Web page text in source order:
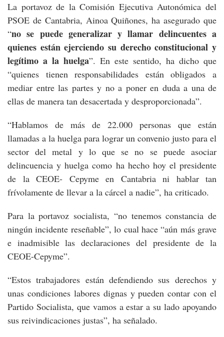
La portavoz de la Comisión Ejecutiva Autonómica del
PSOE de Cantabria, Ainoa Quiñones, ha asegurado que
“no se puede generalizar y llamar delincuentes a
quienes están ejerciendo su derecho constitucional y
legítimo a la huelga”. En este sentido, ha dicho que
“quienes tienen responsabilidades están obligados a
mediar entre las partes y no a poner en duda a una de
ellas de manera tan desacertada y desproporcionada”.
“Hablamos de más de 22.000 personas que están
llamadas a la huelga para lograr un convenio justo para el
sector del metal y lo que se no se puede asociar
delincuencia y huelga como ha hecho hoy el presidente
de la CEOE- Cepyme en Cantabria ni hablar tan
frívolamente de llevar a la cárcel a nadie”, ha criticado.
Para la portavoz socialista, “no tenemos constancia de
ningún incidente reseñable”, lo cual hace “aún más grave
e inadmisible las declaraciones del presidente de la
CEOE-Cepyme”.
“Estos trabajadores están defendiendo sus derechos y
unas condiciones labores dignas y pueden contar con el
Partido Socialista, que vamos a estar a su lado apoyando
sus reivindicaciones justas”, ha señalado.